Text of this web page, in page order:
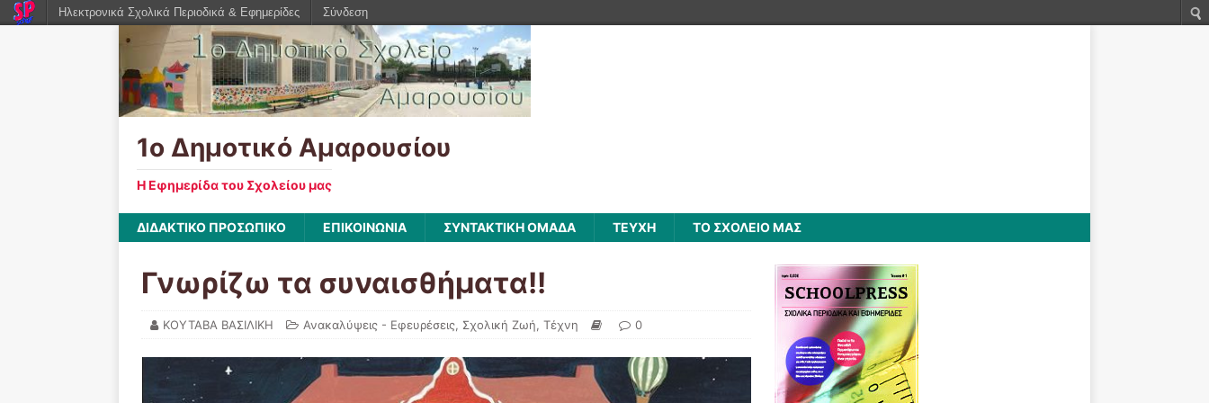
1ο Δημοτικό Αμαρουσίου
Η Εφημερίδα του Σχολείου μας
ΔΙΔΑΚΤΙΚΟ ΠΡΟΣΩΠΙΚΟ ΕΠΙΚΟΙΝΩΝΙΑ ΣΥΝΤΑΚΤΙΚΗ ΟΜΑΔΑ ΤΕΥΧΗ ΤΟ ΣΧΟΛΕΙΟ ΜΑΣ
Γνωρίζω τα συναισθήματα!!
ΚΟΥΤΑΒΑ ΒΑΣΙΛΙΚΗ Ανακαλύψεις - Εφευρέσεις, Σχολική Ζωή, Τέχνη 0
Ηλεκτρονικά Σχολικά Περιοδικά & Εφημερίδες Σύνδεση